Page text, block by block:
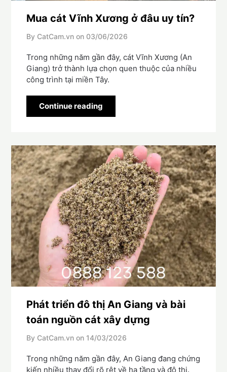
Mua cát Vĩnh Xương ở đâu uy tín?
By CatCam.vn on 03/06/2026
Trong những năm gần đây, cát Vĩnh Xương (An
Giang) trở thành lựa chọn quen thuộc của nhiều
công trình tại miền Tây.
Continue reading
Phát triển đô thị An Giang và bài
toán nguồn cát xây dựng
By CatCam.vn on 14/03/2026
Trong những năm gần đây, An Giang đang chứng
kiến nhiều thay đổi rõ rệt về hạ tầng và đô thị.